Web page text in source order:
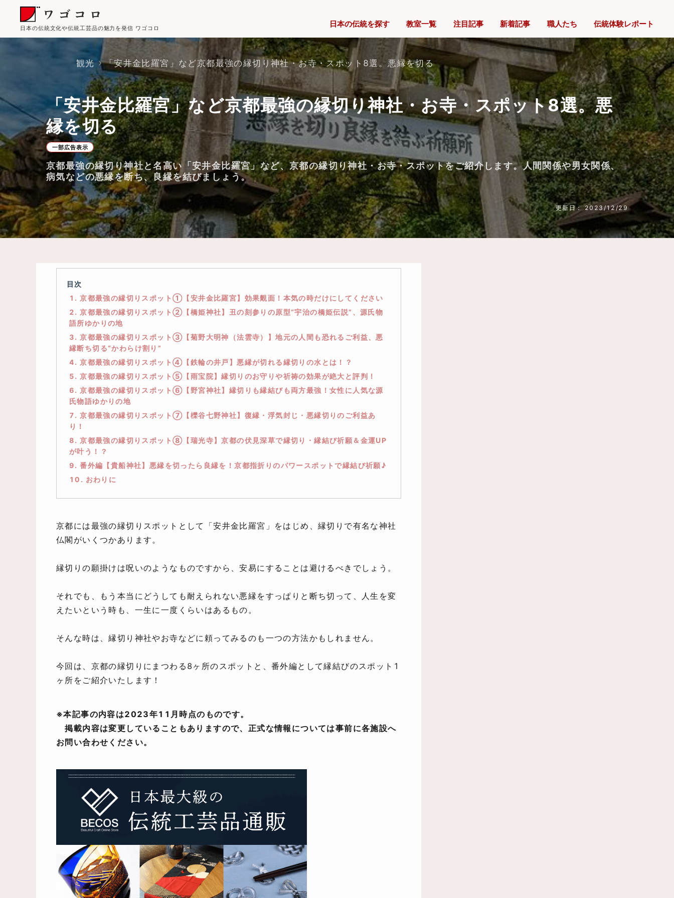
日本の伝統文化や伝統工芸品の魅力を発信 ワゴコロ 日本の伝統を探す 教室一覧 注目記事 新着記事 職人たち 伝統体験レポート
観光 「安井金比羅宮」など京都最強の縁切り神社・お寺・スポット8選。悪縁を切る
「安井金比羅宮」など京都最強の縁切り神社・お寺・スポット8選。悪
縁を切る
一部広告表示
京都最強の縁切り神社と名高い「安井金比羅宮」など、京都の縁切り神社・お寺・スポットをご紹介します。人間関係や男女関係、
病気などの悪縁を断ち、良縁を結びましょう。
更新日： 2023/12/29
目次
1. 京都最強の縁切りスポット①【安井金比羅宮】効果覿面！本気の時だけにしてください
2. 京都最強の縁切りスポット②【橋姫神社】丑の刻参りの原型“宇治の橋姫伝説”、源氏物
語所ゆかりの地
3. 京都最強の縁切りスポット③【菊野大明神（法雲寺）】地元の人間も恐れるご利益、悪
縁断ち切る“かわらけ割り”
4. 京都最強の縁切りスポット④【鉄輪の井戸】悪縁が切れる縁切りの水とは！？
5. 京都最強の縁切りスポット⑤【雨宝院】縁切りのお守りや祈祷の効果が絶大と評判！
6. 京都最強の縁切りスポット⑥【野宮神社】縁切りも縁結びも両方最強！女性に人気な源
氏物語ゆかりの地
7. 京都最強の縁切りスポット⑦【櫟谷七野神社】復縁・浮気封じ・悪縁切りのご利益あ
り！
8. 京都最強の縁切りスポット⑧【瑞光寺】京都の伏見深草で縁切り・縁結び祈願＆金運UP
が叶う！？
9. 番外編【貴船神社】悪縁を切ったら良縁を！京都指折りのパワースポットで縁結び祈願♪
10. おわりに
京都には最強の縁切りスポットとして「安井金比羅宮」をはじめ、縁切りで有名な神社
仏閣がいくつかあります。
縁切りの願掛けは呪いのようなものですから、安易にすることは避けるべきでしょう。
それでも、もう本当にどうしても耐えられない悪縁をすっぱりと断ち切って、人生を変
えたいという時も、一生に一度くらいはあるもの。
そんな時は、縁切り神社やお寺などに頼ってみるのも一つの方法かもしれません。
今回は、京都の縁切りにまつわる8ヶ所のスポットと、番外編として縁結びのスポット1
ヶ所をご紹介いたします！
※本記事の内容は2023年11月時点のものです。
掲載内容は変更していることもありますので、正式な情報については事前に各施設へ
お問い合わせください。